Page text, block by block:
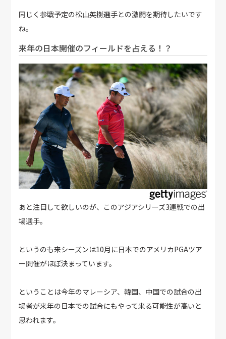
同じく参戦予定の松山英樹選手との激闘を期待したいです
ね。
来年の日本開催のフィールドを占える！？
あと注目して欲しいのが、このアジアシリーズ3連戦での出
場選手。
というのも来シーズンは10月に日本でのアメリカPGAツア
ー開催がほぼ決まっています。
ということは今年のマレーシア、韓国、中国での試合の出
場者が来年の日本での試合にもやって来る可能性が高いと
思われます。